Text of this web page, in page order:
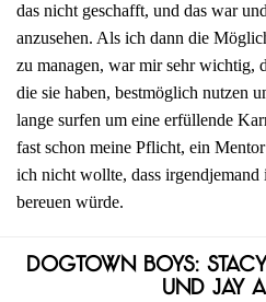
das nicht geschafft, und das war
anzusehen. Als ich dann die
zu managen, war mir sehr wichtig,
die sie haben, bestmöglich nutzen
lange surfen um eine erfüllende
fast schon meine Pflicht, ein
ich nicht wollte, dass irgendjemand
bereuen würde.
Dogtown Boys:
und Jay